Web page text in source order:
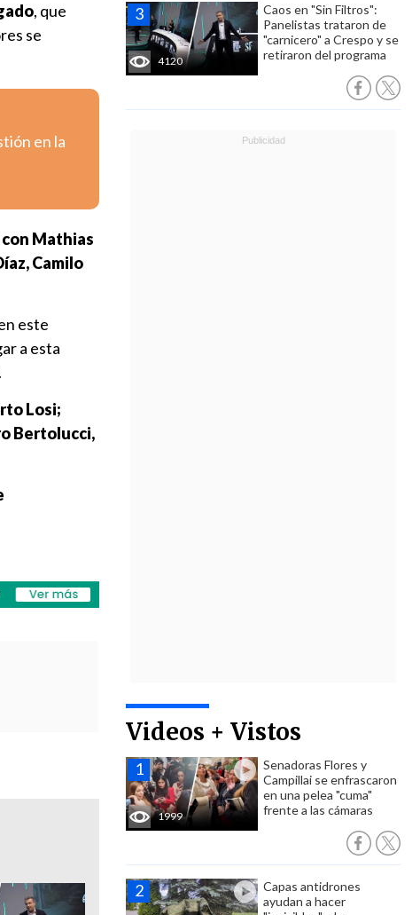
4120
Caos en "Sin Filtros":
Panelistas trataron de
"carnicero" a Crespo y se
retiraron del programa
Videos + Vistos
1999
Senadoras Flores y
Campillai se enfrascaron
en una pelea "cuma"
frente a las cámaras
Capas antidrones
ayudan a hacer
, que
se
en la
con Mathias
Camilo
este
a esta
.
Losi;
Bertolucci,